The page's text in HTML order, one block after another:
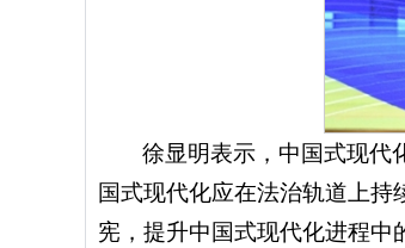
徐显明表示，中国式现代
国式现代化应在法治轨道上
宪，提升中国式现代化进程中